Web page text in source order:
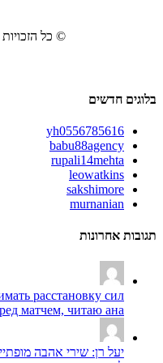
© כל
בלוגים חדשים
yh0556785616
babu88agency
rupali14mehta
leowatkins
sakshimore
murnanian
תגובות אחרונות
расстановку сил
матчем, читаю ана...
יעל רן: שירי אהבה